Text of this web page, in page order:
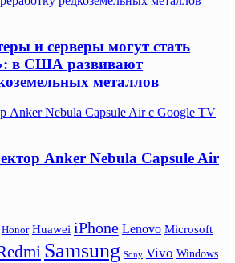
и серверы могут стать
в США развивают
металлов
Anker Nebula Capsule Air с Google TV
Anker Nebula Capsule Air
Honor Huawei iPhone Lenovo Microsoft
Samsung Sony Vivo Windows